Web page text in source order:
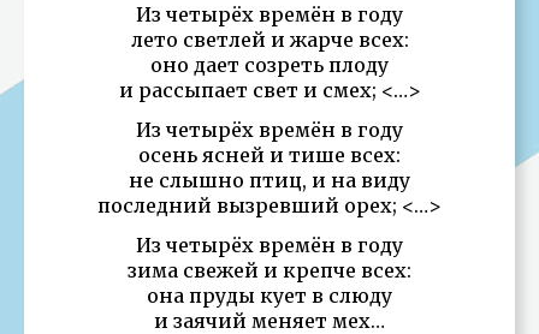
Из четырёх времён в году
лето светлей и жарче всех:
оно дает созреть плоду
и рассыпает свет и смех; <…>
Из четырёх времён в году
осень ясней и тише всех:
не слышно птиц, и на виду
последний вызревший орех; <…>
Из четырёх времён в году
зима свежей и крепче всех:
она пруды кует в слюду
и заячий меняет мех…